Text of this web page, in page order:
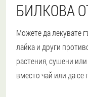
БИЛКОВА
Можете да лекувате
лайка и други
растения, сушени
вместо чай или да